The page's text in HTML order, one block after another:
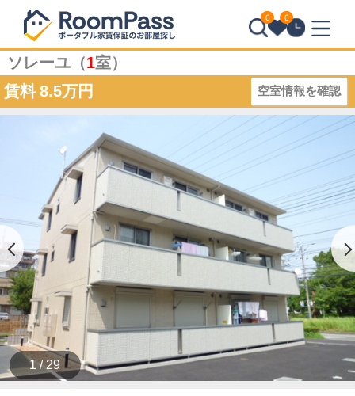
0 0
ソレーユ（1室）
賃料 8.5万円 空室情報を確認
1 / 29